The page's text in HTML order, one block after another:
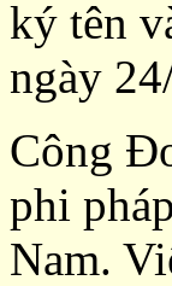
ký tên
ngày
Công
phi
Nam.